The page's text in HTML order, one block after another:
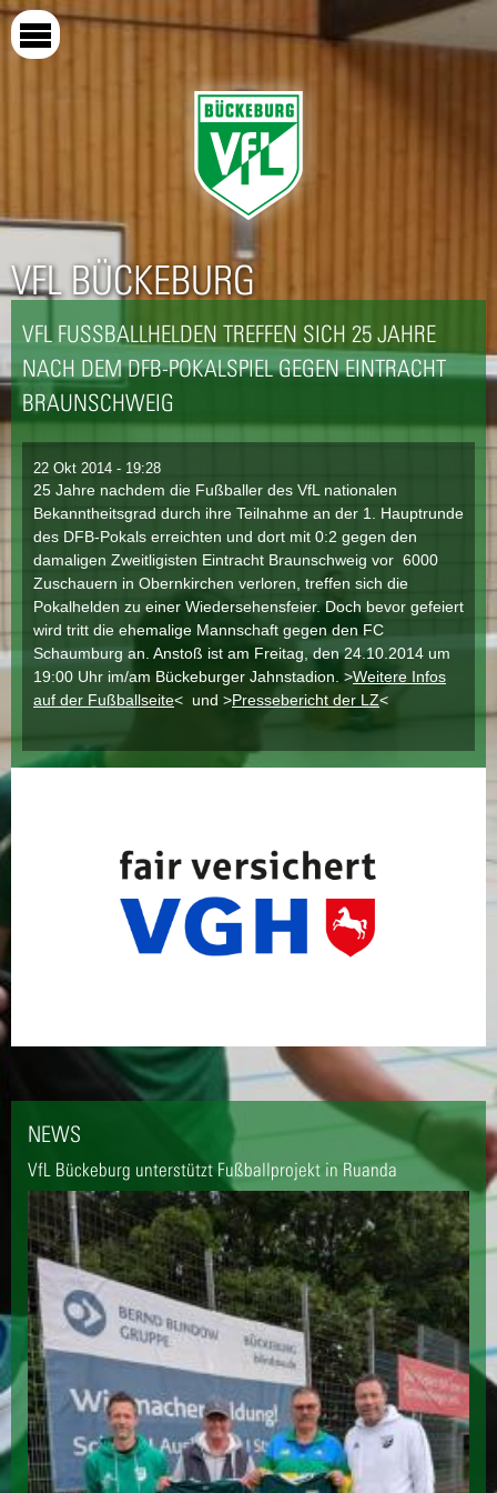
zum
VFL BÜCKEBURG
VFL FUSSBALLHELDEN TREFFEN SICH 25 JAHRE N
ACH DEM DFB-POKALSPIEL GEGEN EINTRACHT B
RAUNSCHWEIG
22 Okt 2014 - 19:28
25 Jahre nachdem die Fußballer des VfL nationalen
Bekanntheitsgrad durch ihre Teilnahme an der 1. Hauptrunde
des DFB-Pokals erreichten und dort mit 0:2 gegen den
damaligen Zweitligisten Eintracht Braunschweig vor 6000
Zuschauern in Obernkirchen verloren, treffen sich die
Pokalhelden zu einer Wiedersehensfeier. Doch bevor gefeiert
wird tritt die ehemalige Mannschaft gegen den FC
Schaumburg an. Anstoß ist am Freitag, den 24.10.2014 um
19:00 Uhr im/am Bückeburger Jahnstadion. >Weitere Infos
auf der Fußballseite< und >Pressebericht der LZ<
NEWS
VfL Bückeburg unterstützt Fußballprojekt in Ruanda